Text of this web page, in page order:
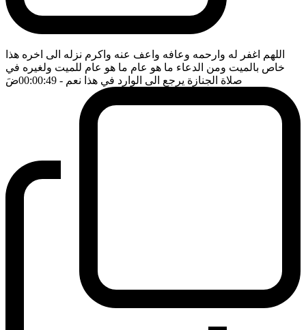
اللهم اغفر له وارحمه وعافه واعف عنه واكرم نزله الى اخره هذا
خاص بالميت ومن الدعاء ما هو عام ما هو عام للميت ولغيره في
صلاة الجنازة يرجع الى الوارد في هذا نعم - 00:00:49 ضَ